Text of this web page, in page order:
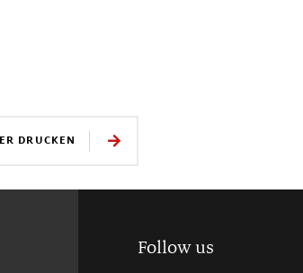
DRUCKEN
Follow us